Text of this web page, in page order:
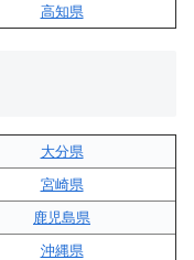
高知県
大分県
宮崎県
鹿児島県
沖縄県